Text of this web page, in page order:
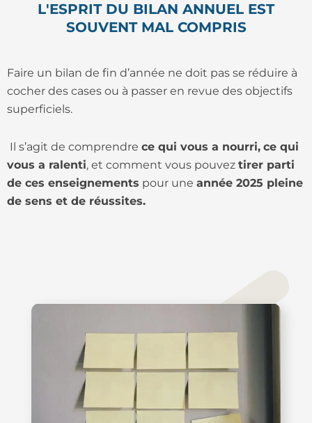
L'ESPRIT DU BILAN ANNUEL EST
SOUVENT MAL COMPRIS
Faire un bilan de fin d’année ne doit pas se réduire à
cocher des cases ou à passer en revue des objectifs
superficiels.
Il s’agit de comprendre ce qui vous a nourri, ce qui
vous a ralenti, et comment vous pouvez tirer parti
de ces enseignements pour une année 2025 pleine
de sens et de réussites.